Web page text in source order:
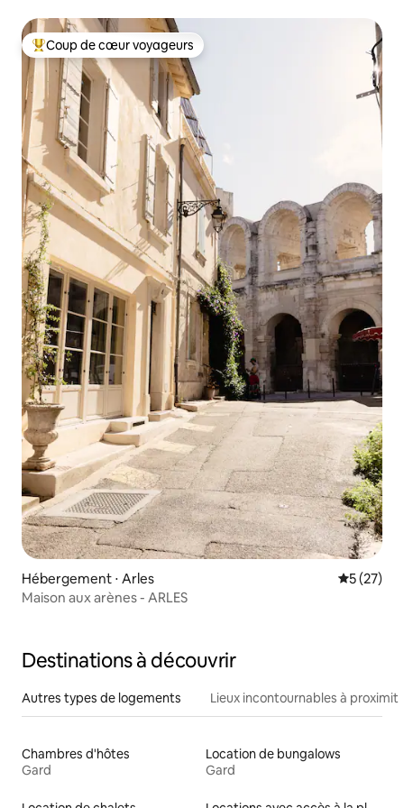
Coups de cœur voyageurs les plus appréciés
Coup de cœur voyageurs
Hébergement ⋅ Arles
5 (27)
Maison aux arènes - ARLES
Destinations à découvrir
Autres types de logements Lieux incontournables à
Chambres d'hôtes
Gard
Location de bungalows
Gard